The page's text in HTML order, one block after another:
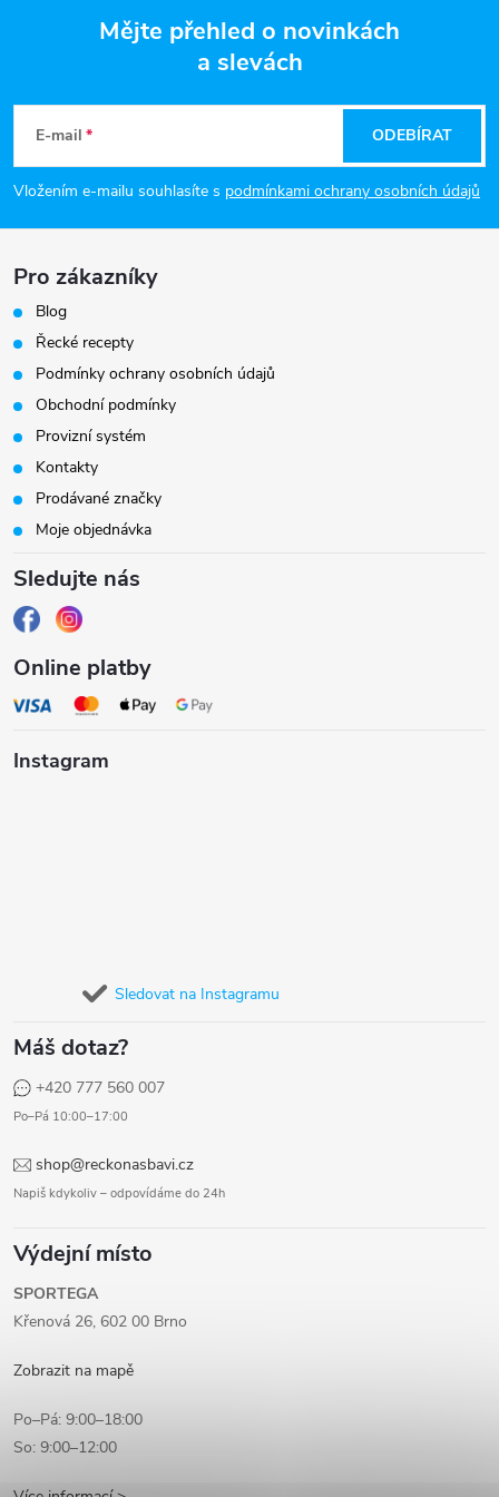
p
a
t
Mějte přehled o novinkách
a slevách
E-mail
Vložením e-mailu souhlasíte s podmínkami ochrany osobních údajů
ODEBÍRAT
Pro zákazníky
Blog
Řecké recepty
Podmínky ochrany osobních údajů
Obchodní podmínky
Provizní systém
Kontakty
Prodávané značky
Moje objednávka
Sledujte nás
Online platby
Instagram
Sledovat na Instagramu
Máš dotaz?
+420 777 560 007
Po–Pá 10:00–17:00
shop@reckonasbavi.cz
Napiš kdykoliv – odpovídáme do 24h
Výdejní místo
SPORTEGA
Křenová 26, 602 00 Brno
Zobrazit na mapě
Po–Pá: 9:00–18:00
So: 9:00–12:00